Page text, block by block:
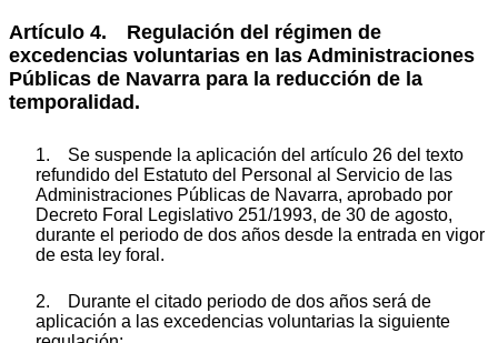
Artículo 4. Regulación del régimen de
excedencias voluntarias en las Administraciones
Públicas de Navarra para la reducción de la
temporalidad.
1. Se suspende la aplicación del artículo 26 del texto
refundido del Estatuto del Personal al Servicio de las
Administraciones Públicas de Navarra, aprobado por
Decreto Foral Legislativo 251/1993, de 30 de agosto,
durante el periodo de dos años desde la entrada en vigor
de esta ley foral.
2. Durante el citado periodo de dos años será de
aplicación a las excedencias voluntarias la siguiente